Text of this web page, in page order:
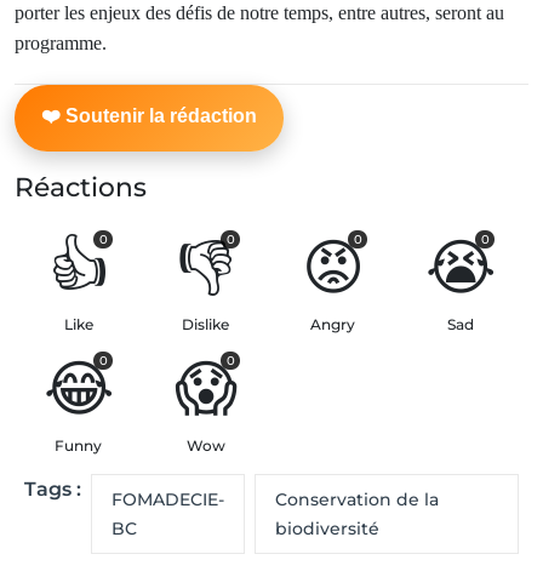
porter les enjeux des défis de notre temps, entre autres, seront au
programme.
Réactions
👍
0
Like
👎
0
Dislike
😡
0
Angry
😭
0
Sad
😂
0
Funny
😱
0
Wow
Tags :
FOMADECIE-
BC
Conservation de la
biodiversité